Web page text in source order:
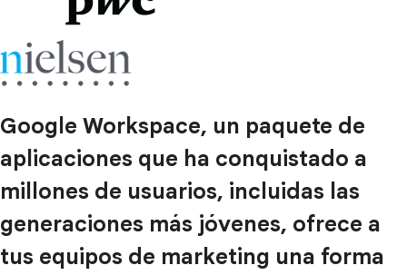
Google Workspace, un paquete de
aplicaciones que ha conquistado a
millones de usuarios, incluidas las
generaciones más jóvenes, ofrece a
tus equipos de marketing una forma